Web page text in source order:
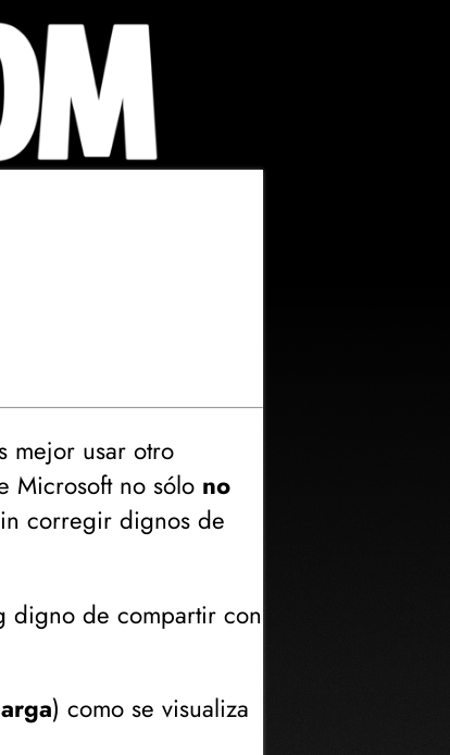
mejor usar otro
Microsoft no sólo no
corregir dignos de
digno de compartir con
) como se visualiza